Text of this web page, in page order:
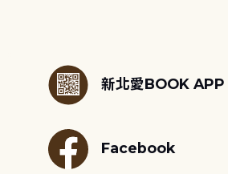
新北愛BOOK APP
Facebook